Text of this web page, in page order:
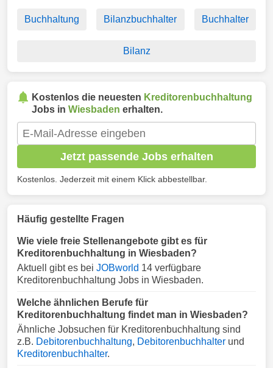
Buchhaltung Bilanzbuchhalter Buchhalter
Bilanz
Kostenlos die neuesten Kreditorenbuchhaltung
Jobs in Wiesbaden erhalten.
Jetzt passende Jobs erhalten
Kostenlos. Jederzeit mit einem Klick abbestellbar.
Häufig gestellte Fragen
Wie viele freie Stellenangebote gibt es für
Kreditorenbuchhaltung in Wiesbaden?
Aktuell gibt es bei JOBworld 14 verfügbare
Kreditorenbuchhaltung Jobs in Wiesbaden.
Welche ähnlichen Berufe für
Kreditorenbuchhaltung findet man in Wiesbaden?
Ähnliche Jobsuchen für Kreditorenbuchhaltung sind
z.B. Debitorenbuchhaltung, Debitorenbuchhalter und
Kreditorenbuchhalter.